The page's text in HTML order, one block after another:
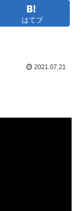
はてブ
2021.07.21